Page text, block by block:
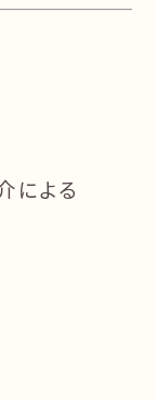
による